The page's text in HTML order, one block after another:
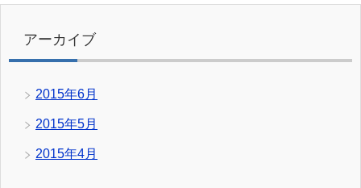
アーカイブ
2015年6月
2015年5月
2015年4月